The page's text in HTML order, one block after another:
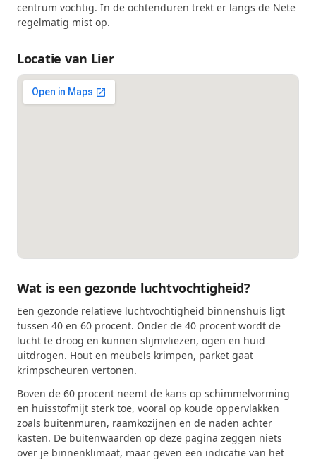
centrum vochtig. In de ochtenduren trekt er langs de Nete
regelmatig mist op.
Locatie van Lier
Wat is een gezonde luchtvochtigheid?
Een gezonde relatieve luchtvochtigheid binnenshuis ligt
tussen 40 en 60 procent. Onder de 40 procent wordt de
lucht te droog en kunnen slijmvliezen, ogen en huid
uitdrogen. Hout en meubels krimpen, parket gaat
krimpscheuren vertonen.
Boven de 60 procent neemt de kans op schimmelvorming
en huisstofmijt sterk toe, vooral op koude oppervlakken
zoals buitenmuren, raamkozijnen en de naden achter
kasten. De buitenwaarden op deze pagina zeggen niets
over je binnenklimaat, maar geven een indicatie van het